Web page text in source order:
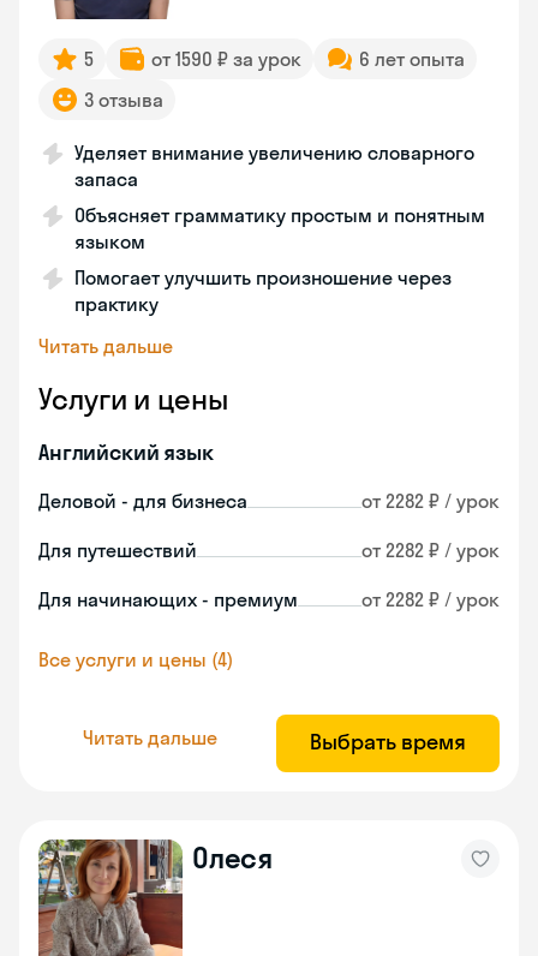
5 от 1590 ₽ за урок
6 лет опыта
3 отзыва
Уделяет внимание увеличению словарного
запаса
Объясняет грамматику простым и понятным
языком
Помогает улучшить произношение через
практику
Читать дальше
Услуги и цены
Английский язык
Деловой - для бизнеса от 2282 ₽ / урок
Для путешествий от 2282 ₽ / урок
Для начинающих - премиум от 2282 ₽ / урок
Все услуги и цены (4)
Читать дальше Выбрать время
Олеся